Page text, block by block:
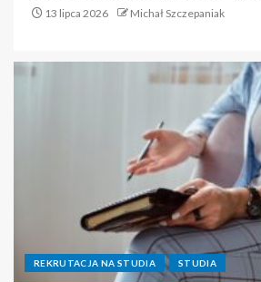
13 lipca 2026 Michał Szczepaniak
REKRUTACJA NA STUDIA STUDIA